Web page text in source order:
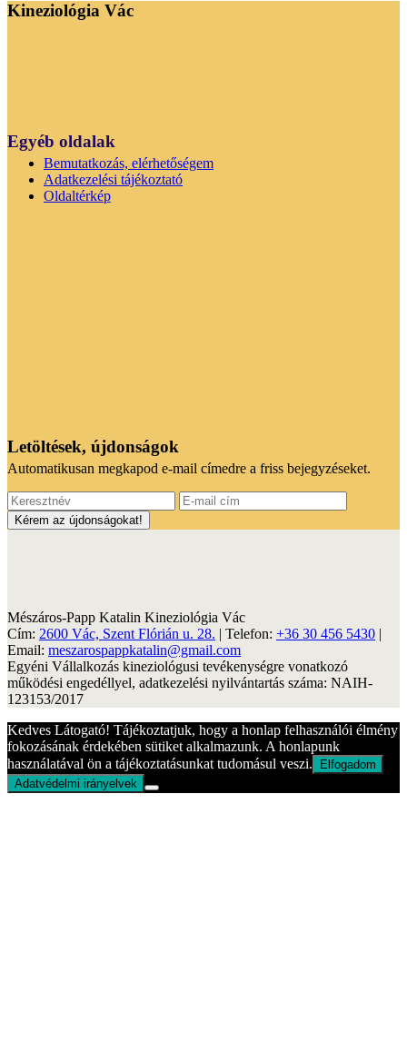
Kineziológia Vác
Egyéb oldalak
Bemutatkozás, elérhetőségem
Adatkezelési tájékoztató
Oldaltérkép
Letöltések, újdonságok
Automatikusan megkapod e-mail címedre a friss bejegyzéseket.
Mészáros-Papp Katalin Kineziológia Vác
Cím: 2600 Vác, Szent Flórián u. 28. | Telefon: +36 30 456 5430 |
Email: meszarospappkatalin@gmail.com
Egyéni Vállalkozás kineziológusi tevékenységre vonatkozó
működési engedéllyel, adatkezelési nyilvántartás száma: NAIH-
123153/2017
Kedves Látogató! Tájékoztatjuk, hogy a honlap felhasználói élmény
fokozásának érdekében sütiket alkalmazunk. A honlapunk
használatával ön a tájékoztatásunkat tudomásul veszi.
Elfogadom
Adatvédelmi irányelvek